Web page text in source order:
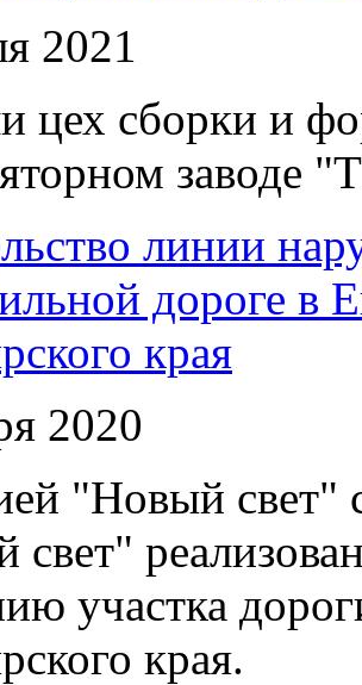
2021
цех сборки и
заводе
линии
дороге в
края
2020
"Новый свет"
свет"
участка
края.